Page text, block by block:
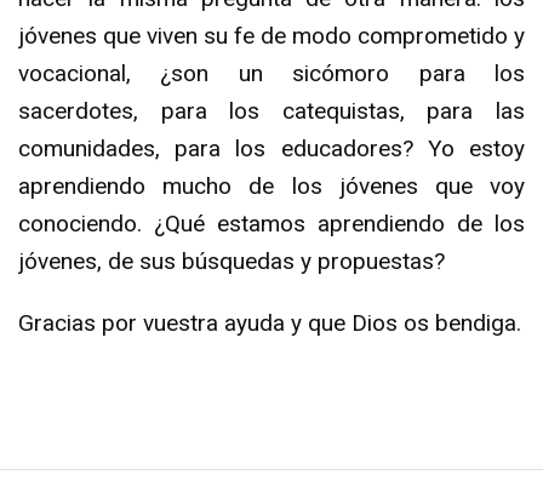
jóvenes que viven su fe de modo comprometido y
vocacional, ¿son un sicómoro para los
sacerdotes, para los catequistas, para las
comunidades, para los educadores? Yo estoy
aprendiendo mucho de los jóvenes que voy
conociendo. ¿Qué estamos aprendiendo de los
jóvenes, de sus búsquedas y propuestas?
Gracias por vuestra ayuda y que Dios os bendiga.